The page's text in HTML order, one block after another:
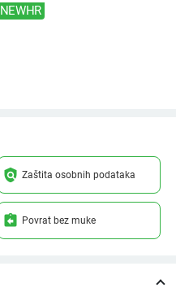
NEWHR
policy Zaštita osobnih podataka
assignment_return Povrat bez muke